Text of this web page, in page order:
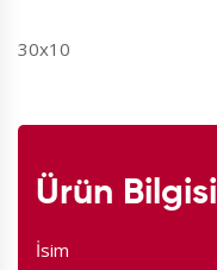
30x10
Ürün Bilgisi
İsim